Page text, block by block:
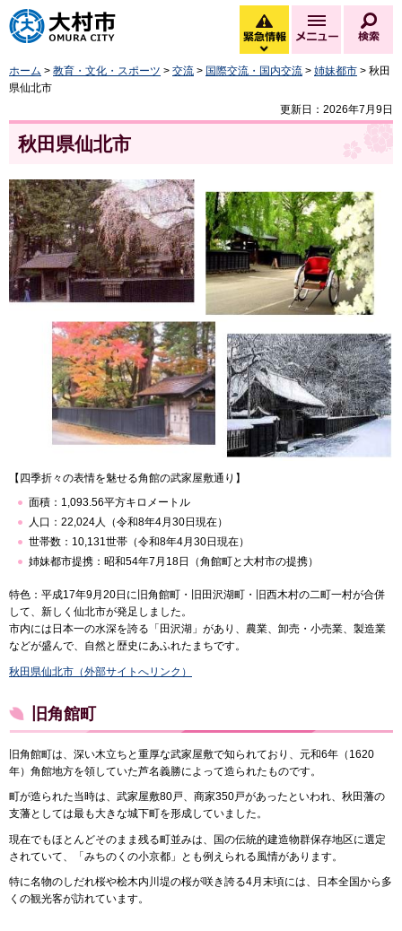
大村市
緊急情報
緊急情報を開く
メニュー
ホーム > 教育・文化・スポーツ > 交流 > 国際交流・国内交流 > 姉妹都市 > 秋田
県仙北市
更新日：2026年7月9日
秋田県仙北市
【四季折々の表情を魅せる角館の武家屋敷通り】
面積：1,093.56平方キロメートル
人口：22,024人（令和8年4月30日現在）
世帯数：10,131世帯（令和8年4月30日現在）
姉妹都市提携：昭和54年7月18日（角館町と大村市の提携）
特色：平成17年9月20日に旧角館町・旧田沢湖町・旧西木村の二町一村が合併
して、新しく仙北市が発足しました。
市内には日本一の水深を誇る「田沢湖」があり、農業、卸売・小売業、製造業
などが盛んで、自然と歴史にあふれたまちです。
秋田県仙北市（外部サイトへリンク）
旧角館町
旧角館町は、深い木立ちと重厚な武家屋敷で知られており、元和6年（1620
年）角館地方を領していた芦名義勝によって造られたものです。
町が造られた当時は、武家屋敷80戸、商家350戸があったといわれ、秋田藩の
支藩としては最も大きな城下町を形成していました。
現在でもほとんどそのまま残る町並みは、国の伝統的建造物群保存地区に選定
されていて、「みちのくの小京都」とも例えられる風情があります。
特に名物のしだれ桜や桧木内川堤の桜が咲き誇る4月末頃には、日本全国から多
くの観光客が訪れています。